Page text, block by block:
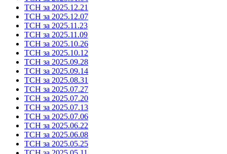
ТСН за 2025.12.21
ТСН за 2025.12.07
ТСН за 2025.11.23
ТСН за 2025.11.09
ТСН за 2025.10.26
ТСН за 2025.10.12
ТСН за 2025.09.28
ТСН за 2025.09.14
ТСН за 2025.08.31
ТСН за 2025.07.27
ТСН за 2025.07.20
ТСН за 2025.07.13
ТСН за 2025.07.06
ТСН за 2025.06.22
ТСН за 2025.06.08
ТСН за 2025.05.25